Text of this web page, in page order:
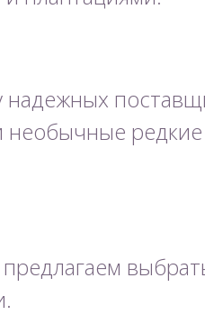
надежных